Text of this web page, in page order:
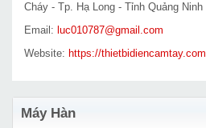
Cháy - Tp. Hạ Long - Tỉnh Quảng Ninh
Email: luc010787@gmail.com
Website: https://thietbidiencamtay.com
Máy Hàn